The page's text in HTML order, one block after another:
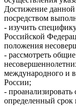
Достижение
посредством
- изучить
Российской
положения
- рассмотреть
международного и
России;
-
определенный срок